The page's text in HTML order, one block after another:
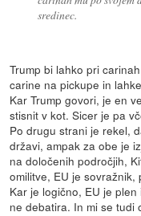
sredinec.
Trump bi lahko pri
carine na pickupe in
Kar Trump govori, je en
stisnit v kot. Sicer je pa
Po drugu strani je rekel,
državi, ampak za obe je
na določenih področjih,
omilitve, EU je sovražnik,
Kar je logično, EU je
ne debatira. In mi se tudi